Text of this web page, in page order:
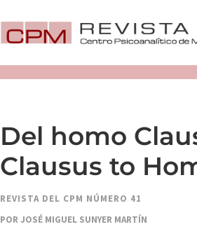
Del homo
Clausus to
REVISTA DEL CPM NÚMERO 41
POR JOSÉ MIGUEL SUNYER MARTÍN